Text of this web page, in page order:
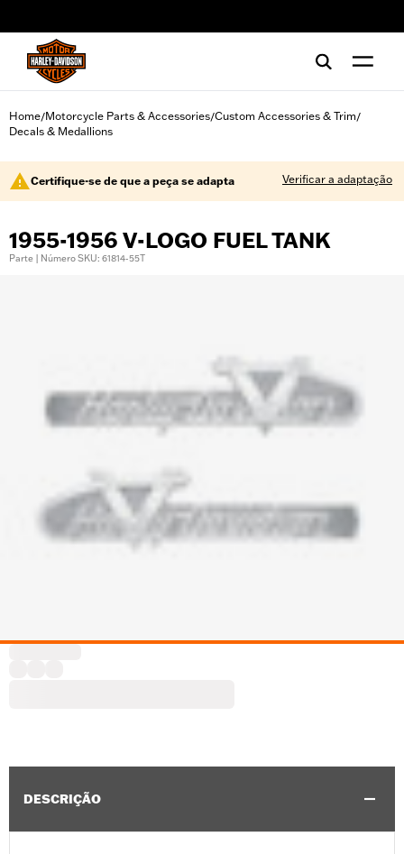
Home/Motorcycle Parts & Accessories/Custom Accessories & Trim/
Decals & Medallions
Certifique-se de que a peça se adapta Verificar a adaptação
1955-1956 V-LOGO FUEL TANK
Parte | Número SKU: 61814-55T
DESCRIÇÃO